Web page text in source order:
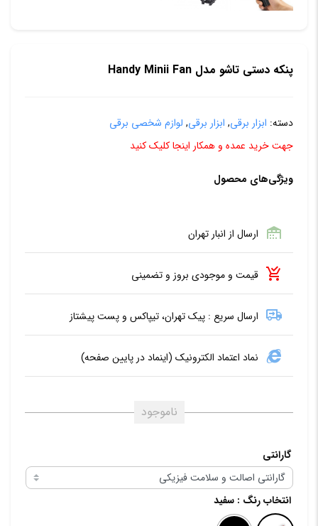
پنکه دستی تاشو مدل Handy Minii Fan
دسته: ابزار برقی, ابزار برقی, لوازم شخصی برقی
جهت خرید عمده و همکار اینجا کلیک کنید
ویژگی‌های محصول
ارسال از انبار تهران
قیمت و موجودی بروز و تضمینی
ارسال سریع : پیک تهران، تیپاکس و پست پیشتاز
نماد اعتماد الکترونیک (اینماد در پایین صفحه)
ناموجود
گارانتی
انتخاب رنگ : سفید